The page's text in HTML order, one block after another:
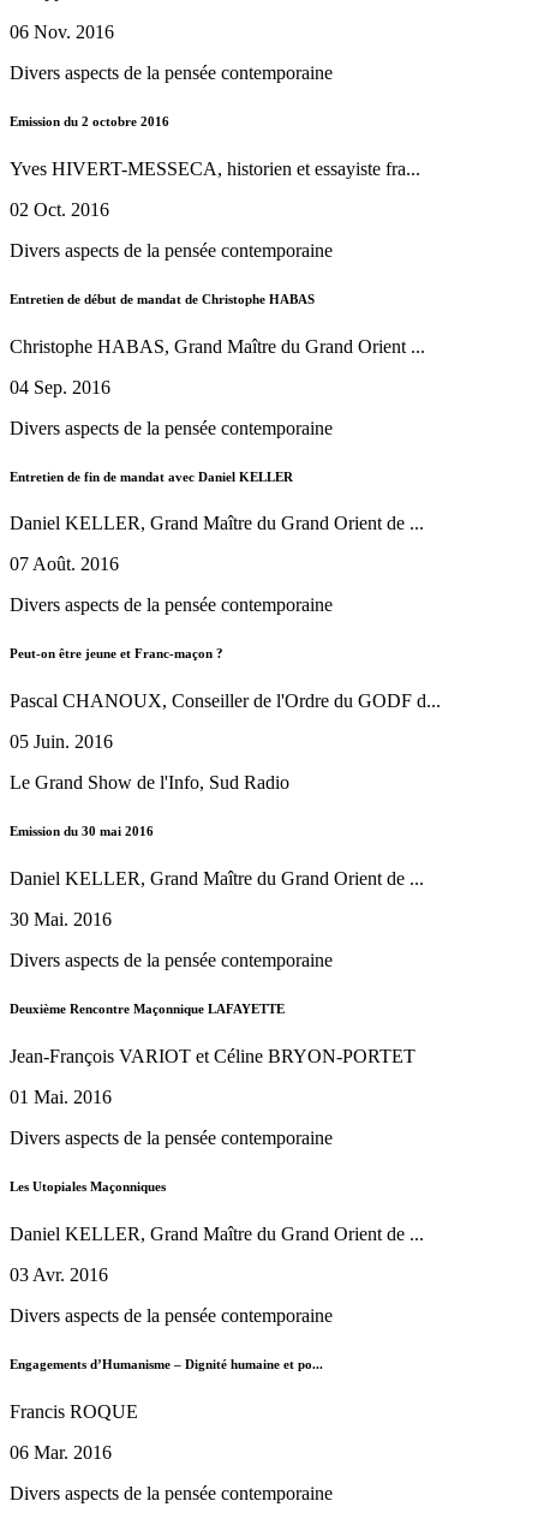
06 Nov. 2016
Divers aspects de la pensée contemporaine
Emission du 2 octobre 2016
Yves HIVERT-MESSECA, historien et essayiste fra...
02 Oct. 2016
Divers aspects de la pensée contemporaine
Entretien de début de mandat de Christophe HABAS
Christophe HABAS, Grand Maître du Grand Orient ...
04 Sep. 2016
Divers aspects de la pensée contemporaine
Entretien de fin de mandat avec Daniel KELLER
Daniel KELLER, Grand Maître du Grand Orient de ...
07 Août. 2016
Divers aspects de la pensée contemporaine
Peut-on être jeune et Franc-maçon ?
Pascal CHANOUX, Conseiller de l'Ordre du GODF d...
05 Juin. 2016
Le Grand Show de l'Info, Sud Radio
Emission du 30 mai 2016
Daniel KELLER, Grand Maître du Grand Orient de ...
30 Mai. 2016
Divers aspects de la pensée contemporaine
Deuxième Rencontre Maçonnique LAFAYETTE
Jean-François VARIOT et Céline BRYON-PORTET
01 Mai. 2016
Divers aspects de la pensée contemporaine
Les Utopiales Maçonniques
Daniel KELLER, Grand Maître du Grand Orient de ...
03 Avr. 2016
Divers aspects de la pensée contemporaine
Engagements d’Humanisme – Dignité humaine et po...
Francis ROQUE
06 Mar. 2016
Divers aspects de la pensée contemporaine